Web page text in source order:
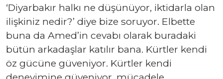
‘Diyarbakır halkı ne düşünüyor, iktidarla olan
ilişkiniz nedir?’ diye bize soruyor. Elbette
buna da Amed’in cevabı olarak buradaki
bütün arkadaşlar katılır bana. Kürtler kendi
öz gücüne güveniyor. Kürtler kendi